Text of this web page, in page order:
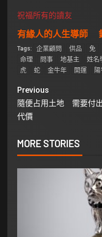
祝福所有的讀友
有緣人的人生導師
Tags: 企業顧問 供品 免
命理
問事 地基主 姓名
虎
蛇 金牛年 開運
Previous
隨便占用土地 需要付
代價
MORE STORIES